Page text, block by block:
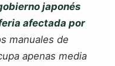
japonés
afectada por
manuales de
apenas media